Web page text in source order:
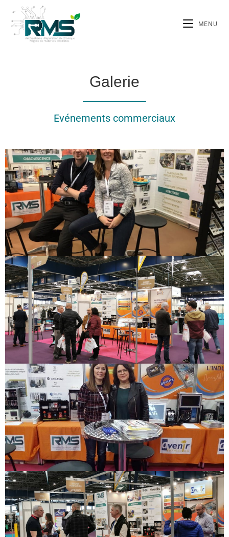
MENU
Galerie
Evénements commerciaux